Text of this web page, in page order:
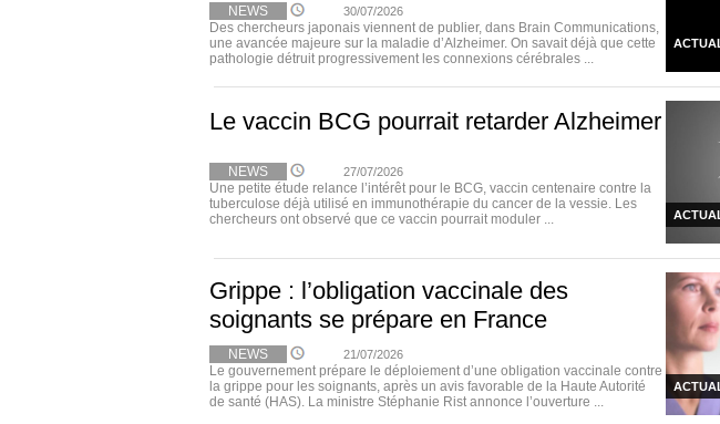
NEWS 30/07/2026
Des chercheurs japonais viennent de publier, dans Brain Communications,
une avancée majeure sur la maladie d’Alzheimer. On savait déjà que cette
pathologie détruit progressivement les connexions cérébrales ...
Le vaccin BCG pourrait retarder Alzheimer
NEWS 27/07/2026
Une petite étude relance l’intérêt pour le BCG, vaccin centenaire contre la
tuberculose déjà utilisé en immunothérapie du cancer de la vessie. Les
chercheurs ont observé que ce vaccin pourrait moduler ...
Grippe : l’obligation vaccinale des
soignants se prépare en France
NEWS 21/07/2026
Le gouvernement prépare le déploiement d’une obligation vaccinale contre
la grippe pour les soignants, après un avis favorable de la Haute Autorité
de santé (HAS). La ministre Stéphanie Rist annonce l’ouverture ...